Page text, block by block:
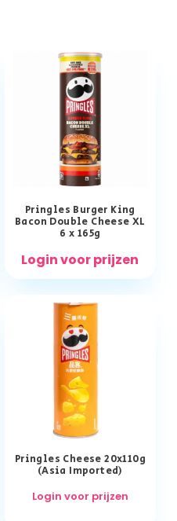
Pringles Burger King
Bacon Double Cheese XL
6 x 165g
Login voor prijzen
Pringles Cheese 20x110g
(Asia Imported)
Login voor prijzen